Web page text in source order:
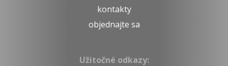
kontakty
objednajte sa
Užitočné odkazy: